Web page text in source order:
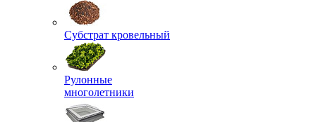
Субстрат кровельный
Рулонные
многолетники